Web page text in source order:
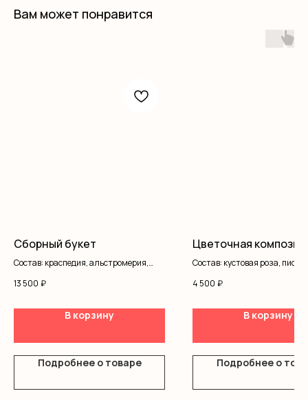
Вам может понравится
Сборный букет
Состав: краспедия, альстромерия,
одноголовы, кустовые розы,
13 500 ₽
В корзину
Подробнее о товаре
Цветочная
Состав: кустовая роза,
4 500 ₽
В корзину
Подробнее о